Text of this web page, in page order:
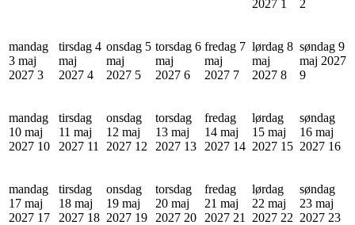
2027 1
2
mandag
3 maj
2027 3
tirsdag 4
maj
2027 4
onsdag 5
maj
2027 5
torsdag 6
maj
2027 6
fredag 7
maj
2027 7
lørdag 8
maj
2027 8
søndag 9
maj 2027
9
mandag
10 maj
2027 10
tirsdag
11 maj
2027 11
onsdag
12 maj
2027 12
torsdag
13 maj
2027 13
fredag
14 maj
2027 14
lørdag
15 maj
2027 15
søndag
16 maj
2027 16
mandag
17 maj
2027 17
tirsdag
18 maj
2027 18
onsdag
19 maj
2027 19
torsdag
20 maj
2027 20
fredag
21 maj
2027 21
lørdag
22 maj
2027 22
søndag
23 maj
2027 23